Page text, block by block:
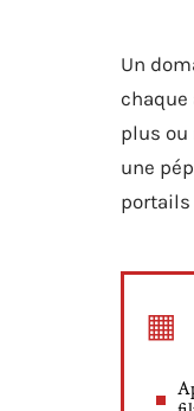
Un
chaque
plus ou
une
portails